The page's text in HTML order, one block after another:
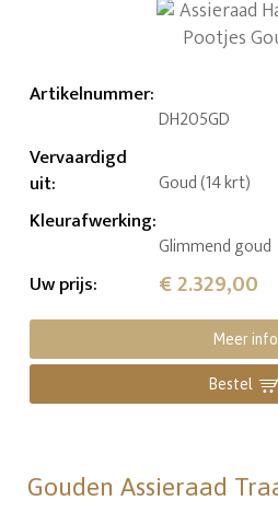
Artikelnummer:
DH205GD
Vervaardigd
uit: Goud (14 krt)
Kleurafwerking:
Glimmend goud
Uw prijs: € 2.329,00
Meer info
Bestel
Gouden Assieraad